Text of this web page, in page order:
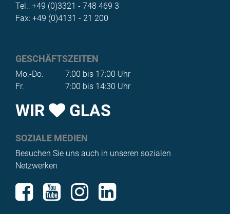
Tel.: +49 (0)3321 - 748 469 3
Fax: +49 (0)4131 - 21 200
GESCHÄFTSZEITEN
Mo.-Do.
7:00 bis 17:00 Uhr
Fr.
7:00 bis 14:30 Uhr
WIR GLAS
SOZIALE MEDIEN
Besuchen Sie uns auch in unseren sozialen
Netzwerken